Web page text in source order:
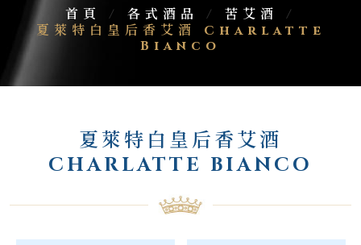
首頁 / 各式酒品 / 苦艾酒
/
夏萊特白皇后香艾酒 Charlatte
Bianco
夏萊特白皇后香艾酒
CHARLATTE BIANCO